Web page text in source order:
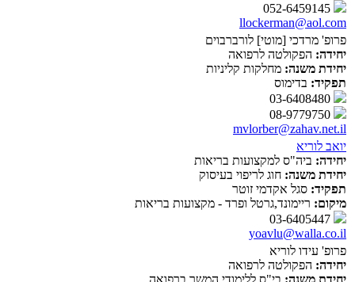
llockerman@aol.com
פרופ' מרדכי [מוטי] לורברבוים
יחידה: הפקולטה לרפואה
יחידת משנה: מחלקות קליניות
תפקיד: בדימוס
mvlorber@zahav.net.il
יואב לוריא
יחידה: ביה"ס למקצועות בריאות
יחידת משנה: חוג לריפוי בעיסוק
תפקיד: סגל אקדמי זוטר
מיקום: ריימונד,גרטל ופרד - מקצועות בריאות
yoavlu@walla.co.il
פרופ' עידו לוריא
יחידה: הפקולטה לרפואה
יחידת משנה: בי"ס ללימודי המשך ברפואה